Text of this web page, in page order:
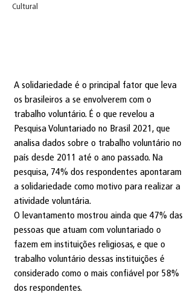
Cultural
A solidariedade é o principal fator que leva
os brasileiros a se envolverem com o
trabalho voluntário. É o que revelou a
Pesquisa Voluntariado no Brasil 2021, que
analisa dados sobre o trabalho voluntário no
país desde 2011 até o ano passado. Na
pesquisa, 74% dos respondentes apontaram
a solidariedade como motivo para realizar a
atividade voluntária.
O levantamento mostrou ainda que 47% das
pessoas que atuam com voluntariado o
fazem em instituições religiosas, e que o
trabalho voluntário dessas instituições é
considerado como o mais confiável por 58%
dos respondentes.